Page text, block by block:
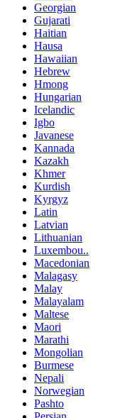
Georgian
Gujarati
Haitian
Hausa
Hawaiian
Hebrew
Hmong
Hungarian
Icelandic
Igbo
Javanese
Kannada
Kazakh
Khmer
Kurdish
Kyrgyz
Latin
Latvian
Lithuanian
Luxembou..
Macedonian
Malagasy
Malay
Malayalam
Maltese
Maori
Marathi
Mongolian
Burmese
Nepali
Norwegian
Pashto